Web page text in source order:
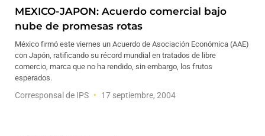
MEXICO-JAPON: Acuerdo comercial bajo
nube de promesas rotas
México firmó este viernes un Acuerdo de Asociación Económica (AAE)
con Japón, ratificando su récord mundial en tratados de libre
comercio, marca que no ha rendido, sin embargo, los frutos
esperados.
Corresponsal de IPS 17 septiembre, 2004